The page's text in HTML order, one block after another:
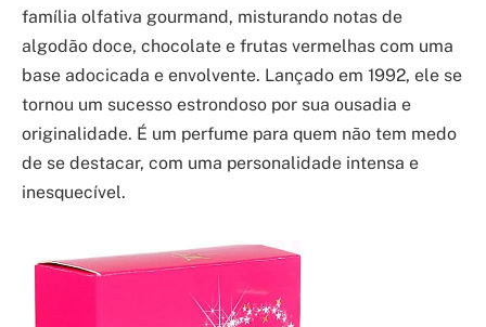
família olfativa gourmand, misturando notas de
algodão doce, chocolate e frutas vermelhas com uma
base adocicada e envolvente. Lançado em 1992, ele se
tornou um sucesso estrondoso por sua ousadia e
originalidade. É um perfume para quem não tem medo
de se destacar, com uma personalidade intensa e
inesquecível.